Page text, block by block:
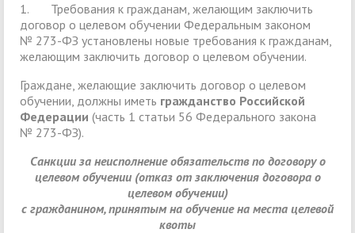
1. Требования к гражданам, желающим заключить
договор о целевом обучении Федеральным законом
№ 273-ФЗ установлены новые требования к гражданам,
желающим заключить договор о целевом обучении.
Граждане, желающие заключить договор о целевом
обучении, должны иметь гражданство Российской
Федерации (часть 1 статьи 56 Федерального закона
№ 273-ФЗ).
Санкции за неисполнение обязательств по договору о
целевом обучении (отказ от заключения договора о
целевом обучении)
с гражданином, принятым на обучение на места целевой
квоты